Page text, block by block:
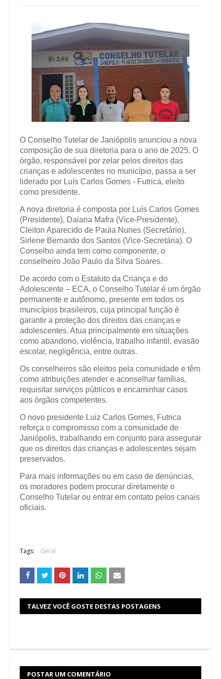
O Conselho Tutelar de Janiópolis anunciou a nova
composição de sua diretoria para o ano de 2025. O
órgão, responsável por zelar pelos direitos das
crianças e adolescentes no município, passa a ser
liderado por Luís Carlos Gomes - Futrica, eleito
como presidente.
A nova diretoria é composta por Luís Carlos Gomes
(Presidente), Daiana Mafra (Vice-Presidente),
Cleiton Aparecido de Paula Nunes (Secretário),
Sirlene Bernardo dos Santos (Vice-Secretária). O
Conselho ainda tem como componente, o
conselheiro João Paulo da Silva Soares.
De acordo com o Estatuto da Criança e do
Adolescente – ECA, o Conselho Tutelar é um órgão
permanente e autônomo, presente em todos os
municípios brasileiros, cuja principal função é
garantir a proteção dos direitos das crianças e
adolescentes. Atua principalmente em situações
como abandono, violência, trabalho infantil, evasão
escolar, negligência, entre outras.
Os conselheiros são eleitos pela comunidade e têm
como atribuições atender e aconselhar famílias,
requisitar serviços públicos e encaminhar casos
aos órgãos competentes.
O novo presidente Luiz Carlos Gomes, Futrica
reforça o compromisso com a comunidade de
Janiópolis, trabalhando em conjunto para assegurar
que os direitos das crianças e adolescentes sejam
preservados.
Para mais informações ou em caso de denúncias,
os moradores podem procurar diretamente o
Conselho Tutelar ou entrar em contato pelos canais
oficiais.
Tags: Geral
TALVEZ VOCÊ GOSTE DESTAS POSTAGENS
POSTAR UM COMENTÁRIO